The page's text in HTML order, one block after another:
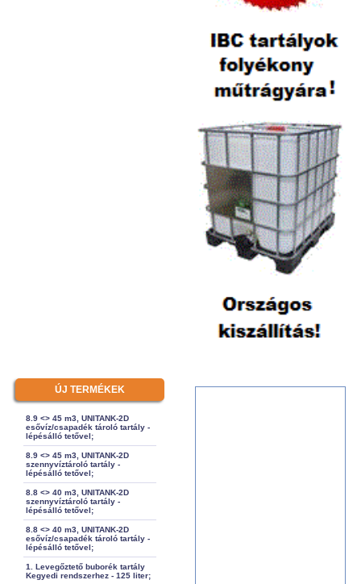
ÚJ TERMÉKEK
8.9 <> 45 m3, UNITANK-2D
esővíz/csapadék tároló tartály -
lépésálló tetővel;
8.9 <> 45 m3, UNITANK-2D
szennyvíztároló tartály -
lépésálló tetővel;
8.8 <> 40 m3, UNITANK-2D
szennyvíztároló tartály -
lépésálló tetővel;
8.8 <> 40 m3, UNITANK-2D
esővíz/csapadék tároló tartály -
lépésálló tetővel;
1. Levegőztető buborék tartály
Kegyedi rendszerhez - 125 liter;